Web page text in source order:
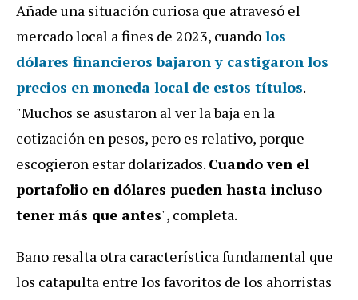
Añade una situación curiosa que atravesó el
mercado local a fines de 2023, cuando los
dólares financieros bajaron y castigaron los
precios en moneda local de estos títulos.
"Muchos se asustaron al ver la baja en la
cotización en pesos, pero es relativo, porque
escogieron estar dolarizados. Cuando ven el
portafolio en dólares pueden hasta incluso
tener más que antes", completa.
Bano resalta otra característica fundamental que
los catapulta entre los favoritos de los ahorristas